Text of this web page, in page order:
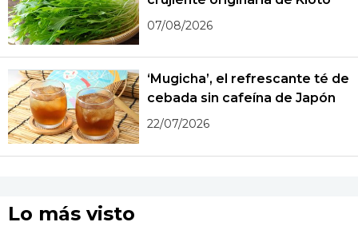
07/08/2026
‘Mugicha’, el refrescante té de
cebada sin cafeína de Japón
22/07/2026
Lo más visto